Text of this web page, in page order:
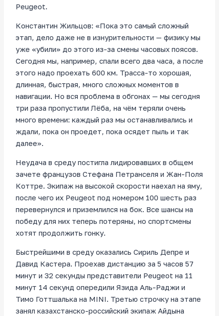
Peugeot.
Константин Жильцов: «Пока это самый сложный
этап, дело даже не в изнурительности — физику мы
уже «убили» до этого из-за смены часовых поясов.
Сегодня мы, например, спали всего два часа, а после
этого надо проехать 600 км. Трасса-то хорошая,
длинная, быстрая, много сложных моментов в
навигации. Но вся проблема в обгонах — мы сегодня
три раза пропустили Лёба, на чём теряли очень
много времени: каждый раз мы останавливались и
ждали, пока он проедет, пока осядет пыль и так
далее».
Неудача в среду постигла лидировавших в общем
зачете французов Стефана Петранселя и Жан-Поля
Коттре. Экипаж на высокой скорости наехал на яму,
после чего их Peugeot под номером 100 шесть раз
перевернулся и приземлился на бок. Все шансы на
победу для них теперь потеряны, но спортсмены
хотят продолжить гонку.
Быстрейшими в среду оказались Сириль Депре и
Давид Кастера. Проехав дистанцию за 5 часов 57
минут и 32 секунды представители Peugeot на 11
минут 14 секунд опередили Язида Аль-Раджи и
Тимо Готтшалька на MINI. Третью строчку на этапе
занял казахстанско-российский экипаж Айдына